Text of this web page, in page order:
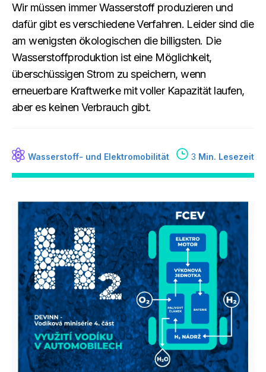
Wir müssen immer Wasserstoff produzieren und
dafür gibt es verschiedene Verfahren. Leider sind die
am wenigsten ökologischen die billigsten. Die
Wasserstoffproduktion ist eine Möglichkeit,
überschüssigen Strom zu speichern, wenn
erneuerbare Kraftwerke mit voller Kapazität laufen,
aber es keinen Verbrauch gibt.
Wasserstoff- und Elektromobilität 3 Min. Lesezeit